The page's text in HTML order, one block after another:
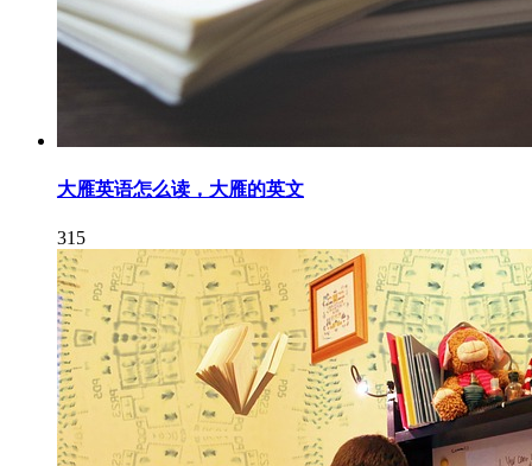
大雁英语怎么读，大雁的英文
315